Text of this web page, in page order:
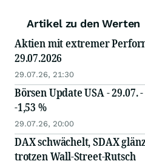
Artikel zu den Werten
Aktien mit extremer
29.07.2026
29.07.26, 21:30
Börsen Update USA - 29.07.
-1,53 %
29.07.26, 20:00
DAX schwächelt, SDAX
trotzen Wall-Street-Rutsch